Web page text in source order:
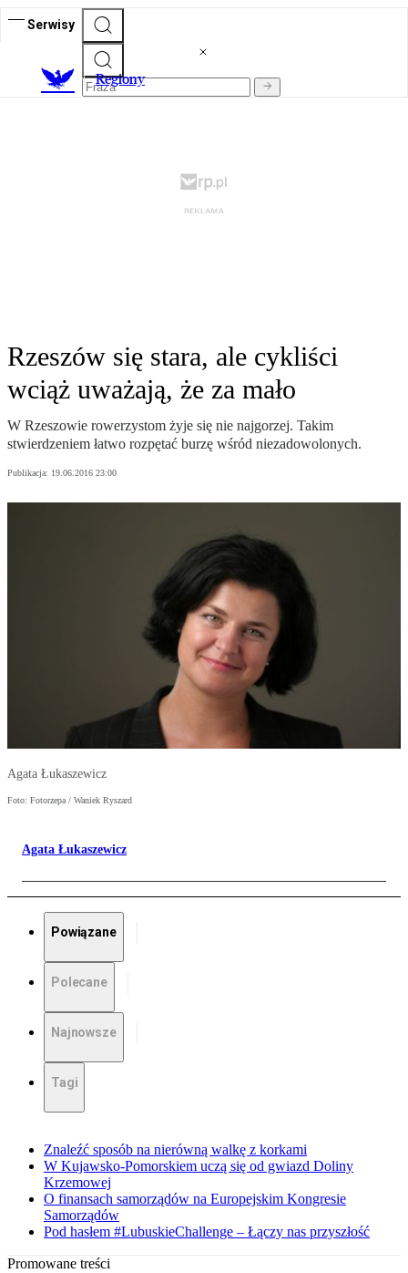
Serwisy
Regiony
Rzeszów się stara, ale cykliści
wciąż uważają, że za mało
W Rzeszowie rowerzystom żyje się nie najgorzej. Takim
stwierdzeniem łatwo rozpętać burzę wśród niezadowolonych.
Publikacja: 19.06.2016 23:00
Agata Łukaszewicz
Foto: Fotorzepa / Waniek Ryszard
Agata Łukaszewicz
Powiązane
Polecane
Najnowsze
Tagi
Znaleźć sposób na nierówną walkę z korkami
W Kujawsko-Pomorskiem uczą się od gwiazd Doliny
Krzemowej
O finansach samorządów na Europejskim Kongresie
Samorządów
Pod hasłem #LubuskieChallenge – Łączy nas przyszłość
Promowane treści